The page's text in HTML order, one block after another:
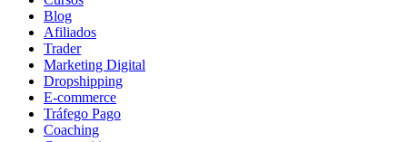
Blog
Afiliados
Trader
Marketing Digital
Dropshipping
E-commerce
Tráfego Pago
Coaching